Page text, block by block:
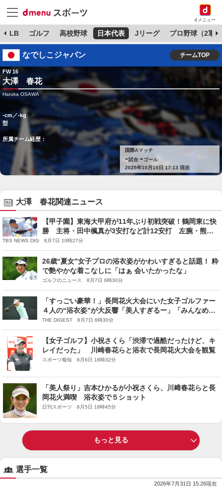
dメニュー
MLB ゴルフ 高校野球 日本代表 Jリーグ プロ野球（2軍）
なでしこジャパン チームTOP
FW 16
大澤 春花
Haruka OSAWA
-cm／-kg
型
所属チーム経歴：
国際Aマッチ
-試合 -ゴール
2025年10月15日 17:13 現在
大澤 春花関連ニュース
【甲子園】東海大甲府が11年ぶり初戦突破！鶴岡東に快
勝 主将・田中楓真が3安打など計12安打 左腕・熊谷
晄→エース村尾竜弦の好継投
TBS NEWS DIG 8月7日 10時27分
26歳“夏女”女子プロの浴衣姿がかわいすぎると話題！ 粋
で艶やかな着こなしに「はぁ 会いたかったな」
ゴルフのニュース 8月7日 6時30分
「すっごい豪華！」長岡花火大会にいた女子ゴルファー
４人の“浴衣姿”が大反響「美人すぎるー」「みんなめん
こいね」
THE DIGEST 8月7日 6時30分
【女子ゴルフ】小祝さくら「渋滞で過酷だったけど、キ
レイだった」 川崎春花らと浴衣で長岡花火大会を観覧
スポーツ報知 8月6日 18時32分
「美人祭り」吉本ひかるが小祝さくら、川﨑春花らと長
岡花火満喫 浴衣姿で５ショット
日刊スポーツ 8月5日 18時45分
もっと見る
選手一覧
2026年7月31日 15:26現在